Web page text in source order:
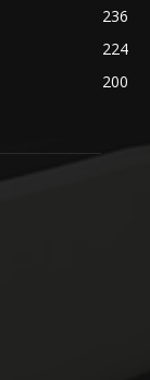
236
224
200